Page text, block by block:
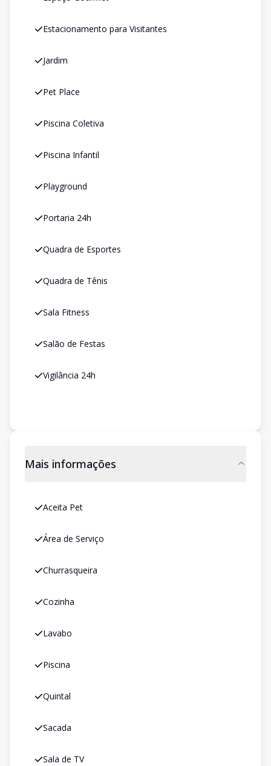
Estacionamento para Visitantes
Jardim
Pet Place
Piscina Coletiva
Piscina Infantil
Playground
Portaria 24h
Quadra de Esportes
Quadra de Tênis
Sala Fitness
Salão de Festas
Vigilância 24h
Mais informações
Aceita Pet
Área de Serviço
Churrasqueira
Cozinha
Lavabo
Piscina
Quintal
Sacada
Sala de TV